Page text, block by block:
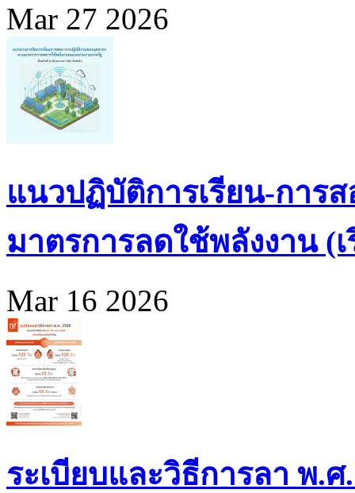
Mar 27 2026
แนวปฏิบัติการเรียน-การ
มาตรการลดใช้พลังงาน (เ
Mar 16 2026
ระเบียบและวิธีการลา พ.ศ.